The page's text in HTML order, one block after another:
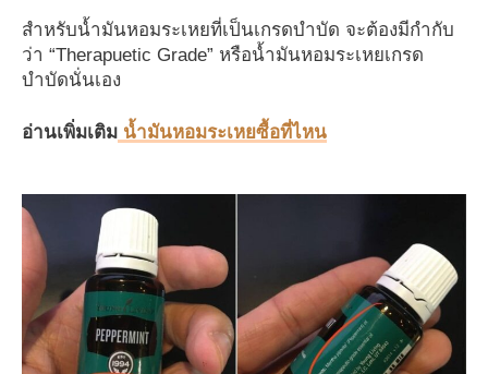
สำหรับน้ำมันหอมระเหยที่เป็นเกรดบำบัด จะต้องมีกำกับ
ว่า “Therapuetic Grade” หรือน้ำมันหอมระเหยเกรด
บำบัดนั่นเอง
อ่านเพิ่มเติม น้ำมันหอมระเหยซื้อที่ไหน